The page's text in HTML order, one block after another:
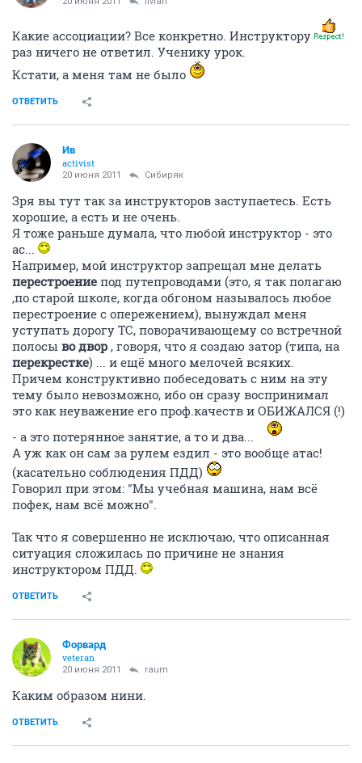
Какие ассоциации? Все конкретно. Инструктору
раз ничего не ответил. Ученику урок.
Кстати, а меня там не было
ОТВЕТИТЬ
Ив
activist
20 июня 2011 Сибиряк
Зря вы тут так за инструкторов заступаетесь. Есть
хорошие, а есть и не очень.
Я тоже раньше думала, что любой инструктор - это
ас...
Например, мой инструктор запрещал мне делать
перестроение под путепроводами (это, я так полагаю
,по старой школе, когда обгоном называлось любое
перестроение с опережением), вынуждал меня
уступать дорогу ТС, поворачивающему со встречной
полосы во двор , говоря, что я создаю затор (типа, на
перекрестке) ... и ещё много мелочей всяких.
Причем конструктивно побеседовать с ним на эту
тему было невозможно, ибо он сразу воспринимал
это как неуважение его проф.качеств и ОБИЖАЛСЯ (!)
- а это потерянное занятие, а то и два...
А уж как он сам за рулем ездил - это вообще атас!
(касательно соблюдения ПДД)
Говорил при этом: "Мы учебная машина, нам всё
пофек, нам всё можно".
Так что я совершенно не исключаю, что описанная
ситуация сложилась по причине не знания
инструктором ПДД.
ОТВЕТИТЬ
Форвард
veteran
20 июня 2011 raum
Каким образом нини.
ОТВЕТИТЬ